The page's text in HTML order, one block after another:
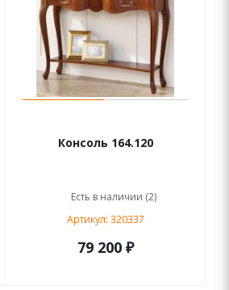
Консоль 164.120
Есть в наличии (2)
Артикул: 320337
79 200 ₽